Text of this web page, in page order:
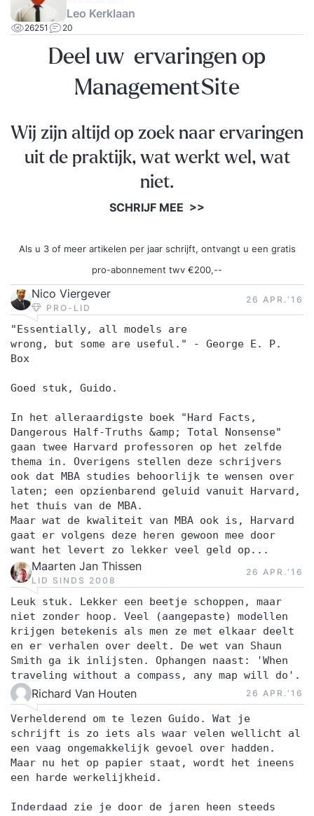
Leo Kerklaan
26251 20
Deel uw ervaringen op
ManagementSite
Wij zijn altijd op zoek naar ervaringen
uit de praktijk, wat werkt wel, wat
niet.
SCHRIJF MEE >>
Als u 3 of meer artikelen per jaar schrijft, ontvangt u een gratis
pro-abonnement twv €200,--
Nico Viergever
PRO-LID
26 APR.‘16
"Essentially, all models are
wrong, but some are useful." - George E. P.
Box
Goed stuk, Guido.
In het alleraardigste boek "Hard Facts,
Dangerous Half-Truths &amp; Total Nonsense"
gaan twee Harvard professoren op het zelfde
thema in. Overigens stellen deze schrijvers
ook dat MBA studies behoorlijk te wensen over
laten; een opzienbarend geluid vanuit Harvard,
het thuis van de MBA.
Maar wat de kwaliteit van MBA ook is, Harvard
gaat er volgens deze heren gewoon mee door
want het levert zo lekker veel geld op...
Maarten Jan Thissen
LID SINDS 2008
26 APR.‘16
Leuk stuk. Lekker een beetje schoppen, maar
niet zonder hoop. Veel (aangepaste) modellen
krijgen betekenis als men ze met elkaar deelt
en er verhalen over deelt. De wet van Shaun
Smith ga ik inlijsten. Ophangen naast: 'When
traveling without a compass, any map will do'.
Richard Van Houten 26 APR.‘16
Verhelderend om te lezen Guido. Wat je
schrijft is zo iets als waar velen wellicht al
een vaag ongemakkelijk gevoel over hadden.
Maar nu het op papier staat, wordt het ineens
een harde werkelijkheid.
Inderdaad zie je door de jaren heen steeds